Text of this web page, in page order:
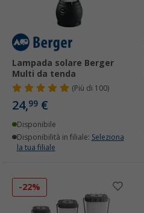
Lampada solare Berger
Multi da tenda
( Più di 100)
24,99 €
Disponibile
Disponibilità in filiale: Seleziona
la tua filiale
-22%